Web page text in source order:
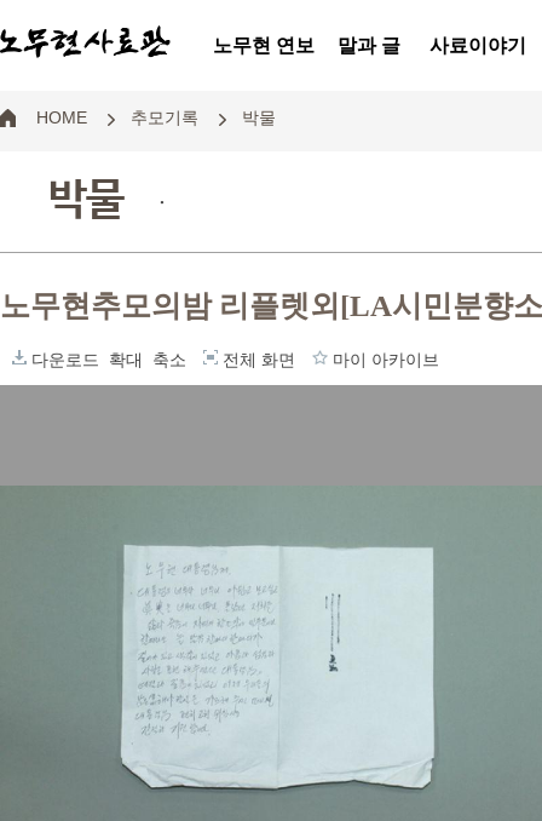
노무현 연보 말과 글 사료이야기
HOME 추모기록 박물
박물 .
노무현추모의밤 리플렛외[LA시민분향
다운로드 확대 축소 전체 화면 마이 아카이브